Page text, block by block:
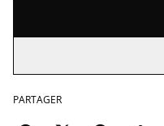
PARTAGER